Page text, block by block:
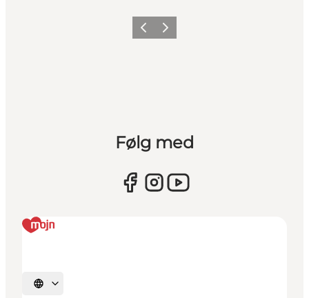
ForrigeNæste
Følg med
Vælg sprog